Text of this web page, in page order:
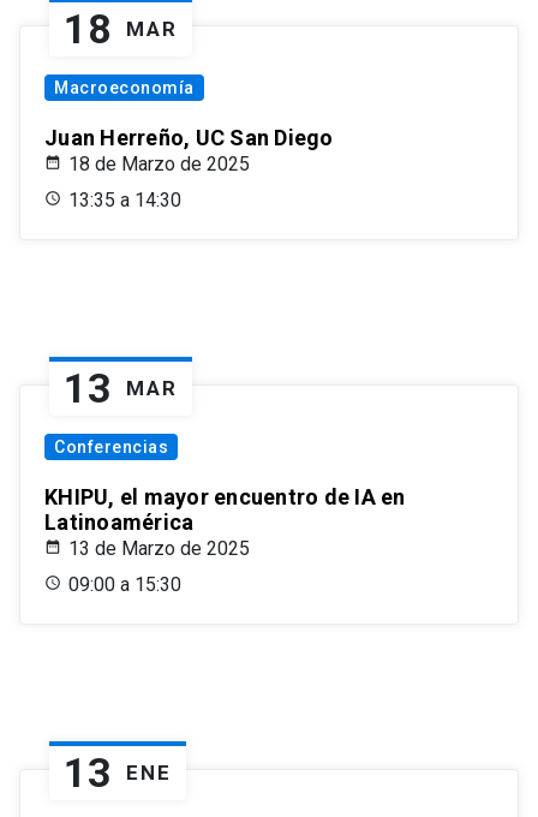
18 MAR
Macroeconomía
Juan Herreño, UC San Diego
18 de Marzo de 2025
13:35 a 14:30
13 MAR
Conferencias
KHIPU, el mayor encuentro de IA en
Latinoamérica
13 de Marzo de 2025
09:00 a 15:30
13 ENE